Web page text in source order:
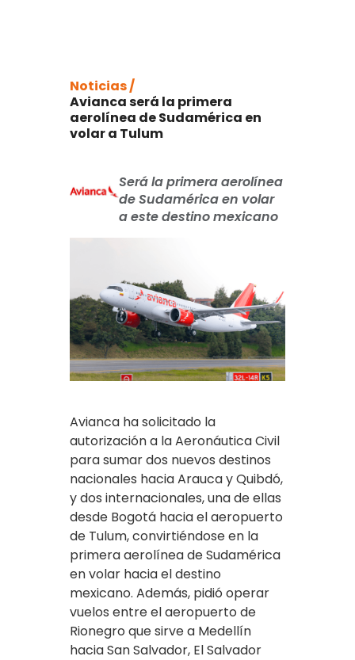
Noticias /
Avianca será la primera
aerolínea de Sudamérica en
volar a Tulum
Será la primera aerolínea
de Sudamérica en volar
a este destino mexicano
Avianca ha solicitado la
autorización a la Aeronáutica Civil
para sumar dos nuevos destinos
nacionales hacia Arauca y Quibdó,
y dos internacionales, una de ellas
desde Bogotá hacia el aeropuerto
de Tulum, convirtiéndose en la
primera aerolínea de Sudamérica
en volar hacia el destino
mexicano. Además, pidió operar
vuelos entre el aeropuerto de
Rionegro que sirve a Medellín
hacia San Salvador, El Salvador